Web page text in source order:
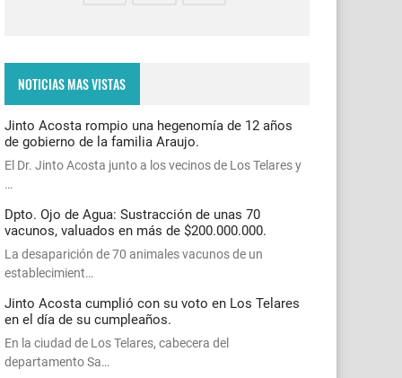
NOTICIAS MAS VISTAS
Jinto Acosta rompio una hegenomía de 12 años
de gobierno de la familia Araujo.
El Dr. Jinto Acosta junto a los vecinos de Los Telares y
…
Dpto. Ojo de Agua: Sustracción de unas 70
vacunos, valuados en más de $200.000.000.
La desaparición de 70 animales vacunos de un
establecimient…
Jinto Acosta cumplió con su voto en Los Telares
en el día de su cumpleaños.
En la ciudad de Los Telares, cabecera del
departamento Sa…